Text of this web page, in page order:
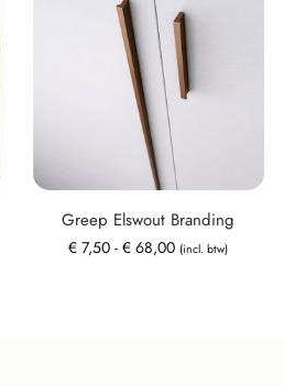
Greep Elswout Branding
€ 7,50 - € 68,00 (incl. btw)